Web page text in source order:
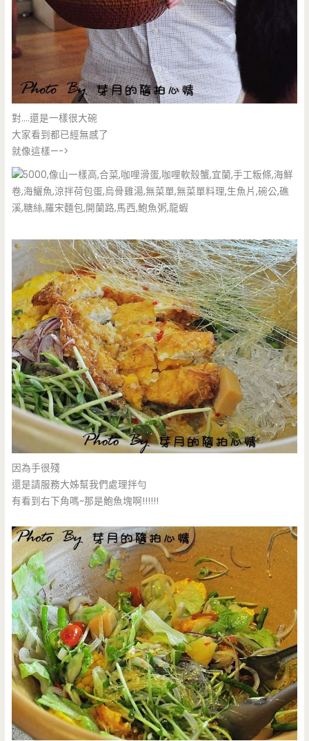
對….還是一樣很大碗
大家看到都已經無感了
就像這樣—->
因為手很殘
還是請服務大姊幫我們處理拌勻
有看到右下角嗎~那是鮑魚塊啊!!!!!!